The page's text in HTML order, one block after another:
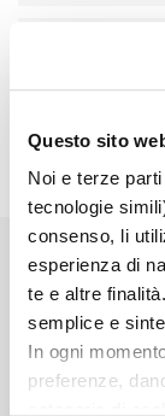
Questo sito
Noi e terze
tecnologie
consenso, li
esperienza di
te e altre
semplice e
In ogni
preferenze,
Sei